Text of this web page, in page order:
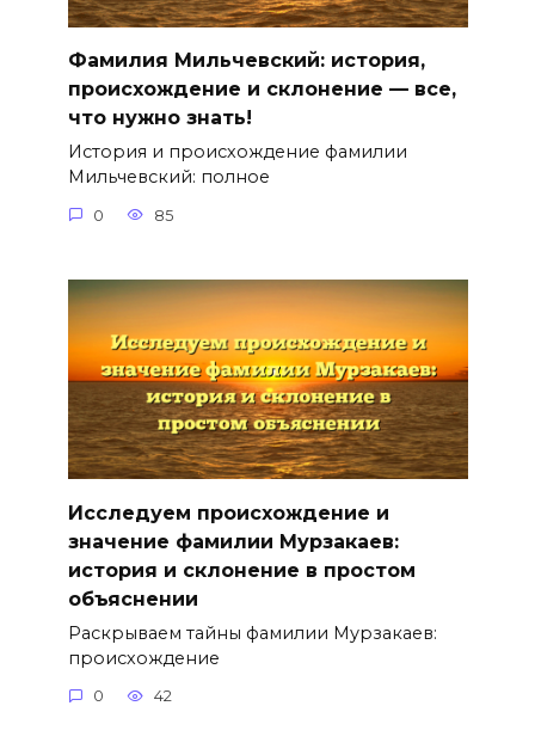
Фамилия Мильчевский: история,
происхождение и склонение — все,
что нужно знать!
История и происхождение фамилии
Мильчевский: полное
0 85
Исследуем происхождение и
значение фамилии Мурзакаев:
история и склонение в простом
объяснении
Раскрываем тайны фамилии Мурзакаев:
происхождение
0 42